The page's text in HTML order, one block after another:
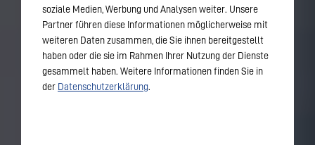
soziale Medien, Werbung und Analysen weiter. Unsere
Partner führen diese Informationen möglicherweise mit
weiteren Daten zusammen, die Sie ihnen bereitgestellt
haben oder die sie im Rahmen Ihrer Nutzung der Dienste
gesammelt haben. Weitere Informationen finden Sie in
der Datenschutzerklärung.